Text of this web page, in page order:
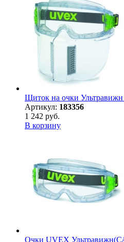
Щиток на очки
Артикул: 183356
1 242 руб.
В корзину
Очки UVEX